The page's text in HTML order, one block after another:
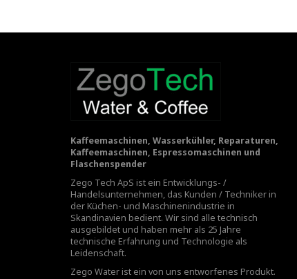
Kaffeemaschinen, Wasserkühler, Reparaturen,
Kaffeemaschinen, Espressomaschinen und
Flaschenspender
Zego Tech ApS ist ein Entwicklungs- /
Handelsunternehmen, das Kunden / Techniker in
der Küchen- und Maschinenindustrie in
Skandinavien bedient. Wir sind alle technisch
ausgebildet und haben mehr als 25 Jahre
technische Erfahrung und Technologie als
Leidenschaft.
Zego Water ist ein von uns entworfenes Produkt.